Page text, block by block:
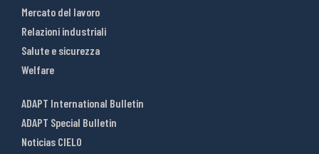
Mercato del lavoro
Relazioni industriali
Salute e sicurezza
Welfare
ADAPT International Bulletin
ADAPT Special Bulletin
Noticias CIELO